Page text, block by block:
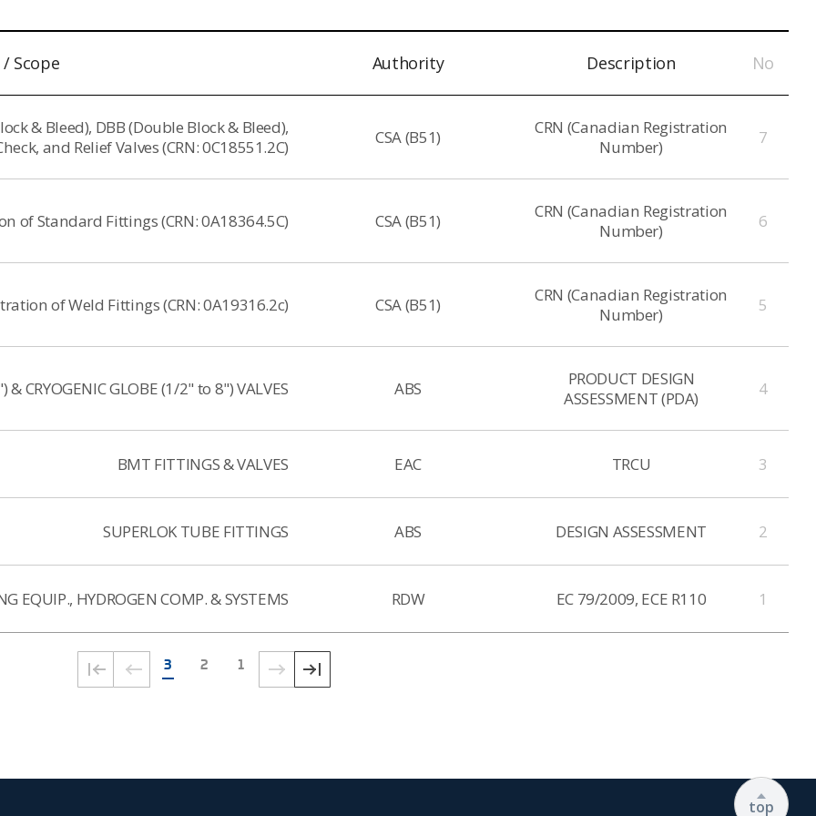
No
Description
Authority
Scope
7
CRN (Canadian Registration
Number)
CSA (B51)
& Bleed), DBB (Double Block & Bleed),
and Relief Valves (CRN: 0C18551.2C)
6
CRN (Canadian Registration
Number)
CSA (B51)
of Standard Fittings (CRN: 0A18364.5C)
5
CRN (Canadian Registration
Number)
CSA (B51)
of Weld Fittings (CRN: 0A19316.2c)
4
PRODUCT DESIGN
ASSESSMENT (PDA)
ABS
& CRYOGENIC GLOBE (1/2" to 8") VALVES
3
TRCU
EAC
BMT FITTINGS & VALVES
2
DESIGN ASSESSMENT
ABS
SUPERLOK TUBE FITTINGS
1
EC 79/2009, ECE R110
RDW
EQUIP., HYDROGEN COMP. & SYSTEMS
1
2
3
top